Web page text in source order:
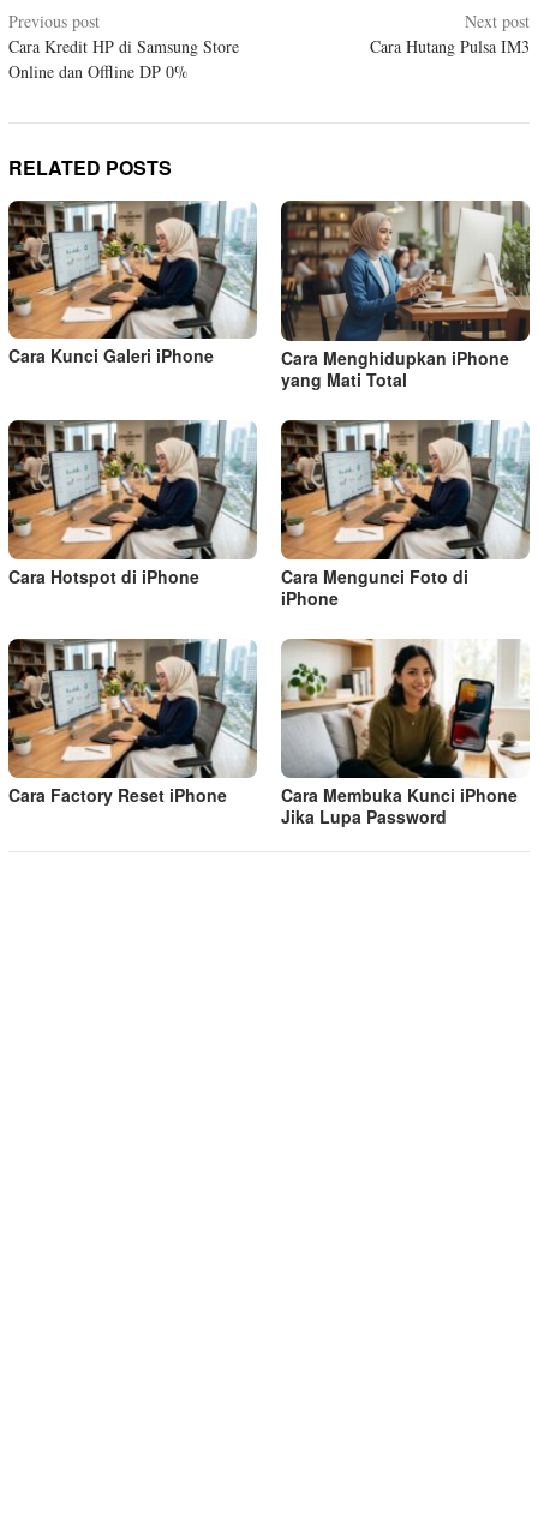
Post
navigation
Previous post
Cara Kredit HP di Samsung Store
Online dan Offline DP 0%
Next post
Cara Hutang Pulsa IM3
RELATED POSTS
Cara Kunci Galeri iPhone
Cara Menghidupkan iPhone
yang Mati Total
Cara Hotspot di iPhone
Cara Mengunci Foto di
iPhone
Cara Factory Reset iPhone
Cara Membuka Kunci iPhone
Jika Lupa Password